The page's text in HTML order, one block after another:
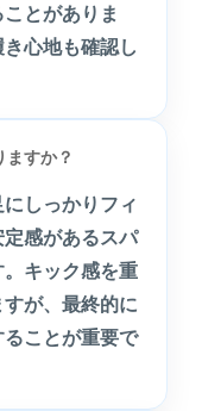
とがありま
心地も確認し
ますか？
しっかりフィ
感があるスパ
キック感を重
が、最終的に
ことが重要で